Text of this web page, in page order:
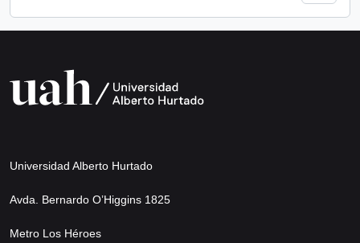
Universidad Alberto Hurtado
Avda. Bernardo O’Higgins 1825
Metro Los Héroes